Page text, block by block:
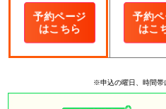
予約ページ
はこちら
予約
はこ
※申込の曜日、時間帯